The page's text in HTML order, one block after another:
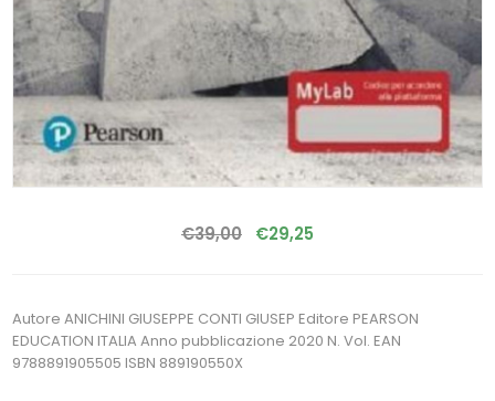
€39,00 €29,25
Autore ANICHINI GIUSEPPE CONTI GIUSEP Editore PEARSON
EDUCATION ITALIA Anno pubblicazione 2020 N. Vol. EAN
9788891905505 ISBN 889190550X